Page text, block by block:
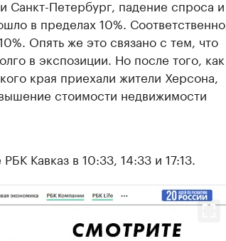
Санкт-Петербург, падение спроса и
в пределах 10%. Соответственно,
Опять же это связано с тем, что
в экспозиции. Но после того, как
края приехали жители Херсона,
стоимости недвижимости
Кавказ в 10:33, 14:33 и 17:13.